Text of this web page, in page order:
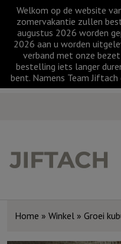
Welkom op de website
zomervakantie zullen
augustus 2026 worden
2026 aan u worden
verband met onze
bestelling iets langer
bent. Namens Team
Home » Winkel » Groei